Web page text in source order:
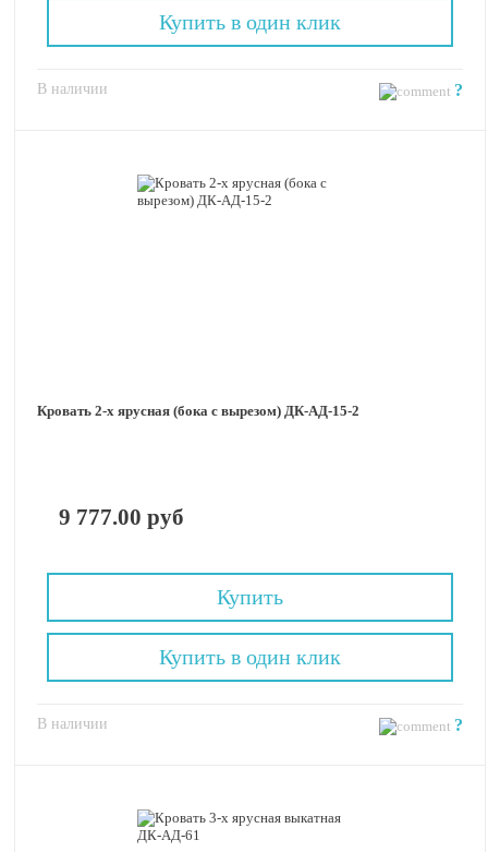
В наличии ?
Купить в один клик
Кровать 2-х ярусная (бока с вырезом) ДК-АД-15-2
9 777.00 руб
Купить
В наличии ?
Купить в один клик